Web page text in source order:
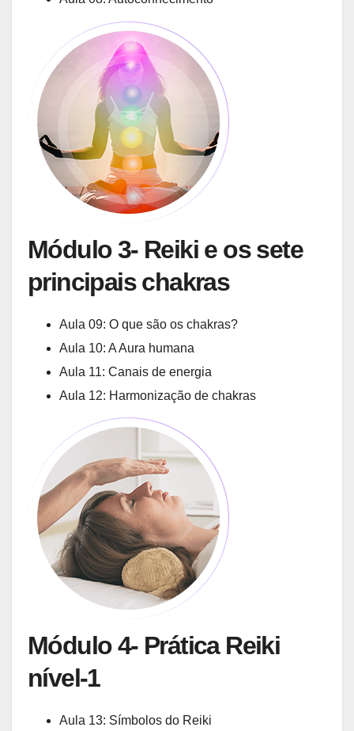
Módulo 3- Reiki e os sete
principais chakras
Aula 09: O que são os chakras?
Aula 10: A Aura humana
Aula 11: Canais de energia
Aula 12: Harmonização de chakras
Módulo 4- Prática Reiki
nível-1
Aula 13: Símbolos do Reiki